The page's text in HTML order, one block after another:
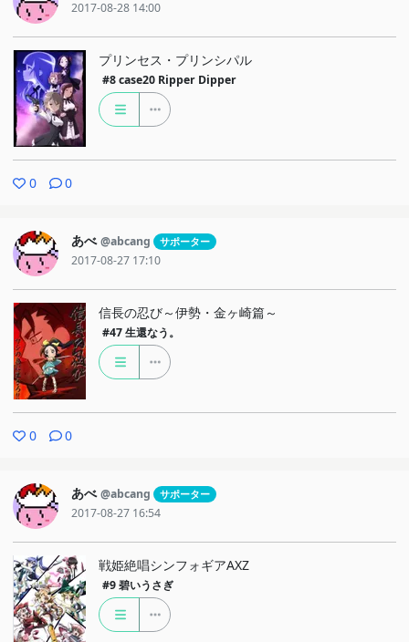
2017-08-28 14:00
プリンセス・プリンシパル
#8 case20 Ripper Dipper
0 0
あべ @abcang サポーター
2017-08-27 17:10
信長の忍び～伊勢・金ヶ崎篇～
#47 生還なう。
0 0
あべ @abcang サポーター
2017-08-27 16:54
戦姫絶唱シンフォギアAXZ
#9 碧いうさぎ